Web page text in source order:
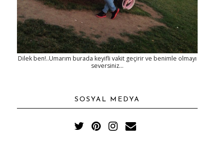
Dilek ben!..Umarım burada keyifli vakit geçirir ve benimle olmayı
seversiniz...
SOSYAL MEDYA